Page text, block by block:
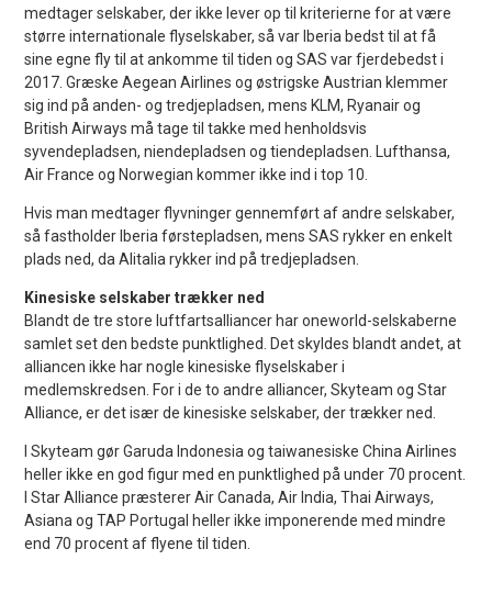
medtager selskaber, der ikke lever op til kriterierne for at være
større internationale flyselskaber, så var Iberia bedst til at få
sine egne fly til at ankomme til tiden og SAS var fjerdebedst i
2017. Græske Aegean Airlines og østrigske Austrian klemmer
sig ind på anden- og tredjepladsen, mens KLM, Ryanair og
British Airways må tage til takke med henholdsvis
syvendepladsen, niendepladsen og tiendepladsen. Lufthansa,
Air France og Norwegian kommer ikke ind i top 10.
Hvis man medtager flyvninger gennemført af andre selskaber,
så fastholder Iberia førstepladsen, mens SAS rykker en enkelt
plads ned, da Alitalia rykker ind på tredjepladsen.
Kinesiske selskaber trækker ned
Blandt de tre store luftfartsalliancer har oneworld-selskaberne
samlet set den bedste punktlighed. Det skyldes blandt andet, at
alliancen ikke har nogle kinesiske flyselskaber i
medlemskredsen. For i de to andre alliancer, Skyteam og Star
Alliance, er det især de kinesiske selskaber, der trækker ned.
I Skyteam gør Garuda Indonesia og taiwanesiske China Airlines
heller ikke en god figur med en punktlighed på under 70 procent.
I Star Alliance præsterer Air Canada, Air India, Thai Airways,
Asiana og TAP Portugal heller ikke imponerende med mindre
end 70 procent af flyene til tiden.